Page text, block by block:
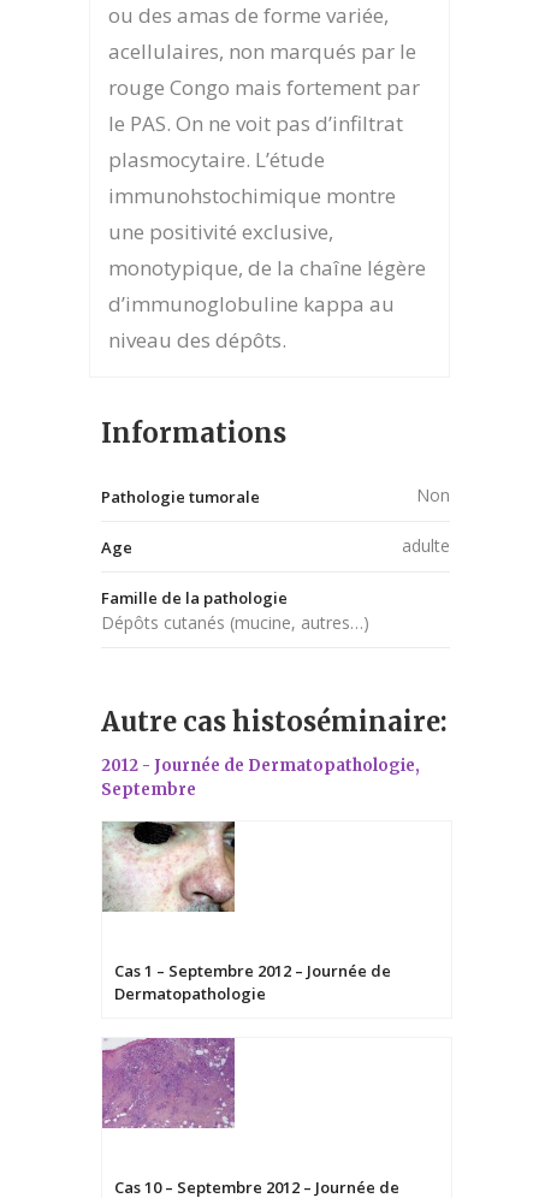
ou des amas de forme variée,
acellulaires, non marqués par le
rouge Congo mais fortement par
le PAS. On ne voit pas d’infiltrat
plasmocytaire. L’étude
immunohstochimique montre
une positivité exclusive,
monotypique, de la chaîne légère
d’immunoglobuline kappa au
niveau des dépôts.
Informations
Pathologie tumorale Non
Age adulte
Famille de la pathologie
Dépôts cutanés (mucine, autres…)
Autre cas histoséminaire:
2012 - Journée de Dermatopathologie,
Septembre
Cas 1 – Septembre 2012 – Journée de
Dermatopathologie
Cas 10 – Septembre 2012 – Journée de